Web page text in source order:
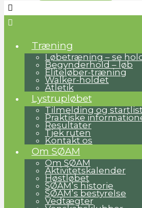
Træning
Løbetræning – se
Begynderhold – løb
Eliteløber-træning
Walker-holdet
Atletik
Lystrupløbet
Tilmelding og
Praktiske
Resultater
Tjek ruten
Kontakt os
Om SØAM
Om SØAM
Aktivitetskalender
Høstløbet
SØAM’s historie
SØAM’s bestyrelse
Vedtægter